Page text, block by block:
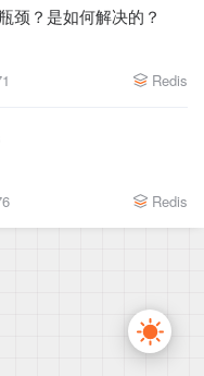
颈？是如何解决的？
Redis
Redis